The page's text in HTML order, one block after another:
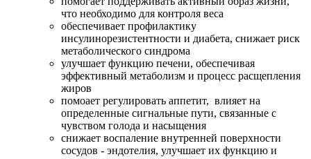
что необходимо для контроля веса
обеспечивает профилактику
инсулинорезистентности и диабета, снижает риск
метаболического синдрома
улучшает функцию печени, обеспечивая
эффективный метаболизм и процесс расщепления
жиров
помоает регулировать аппетит, влияет на
определенные сигнальные пути, связанные с
чувством голода и насыщения
снижает воспаление внутренней поверхности
сосудов - эндотелия, улучшает их функцию и